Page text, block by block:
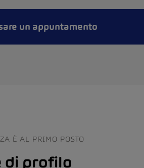
un appuntamento
È AL PRIMO POSTO
di profilo